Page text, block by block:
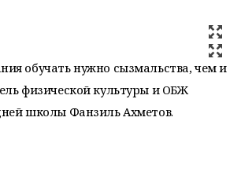
обучать нужно сызмальства, чем и
физической культуры и ОБЖ
школы Фанзиль Ахметов.